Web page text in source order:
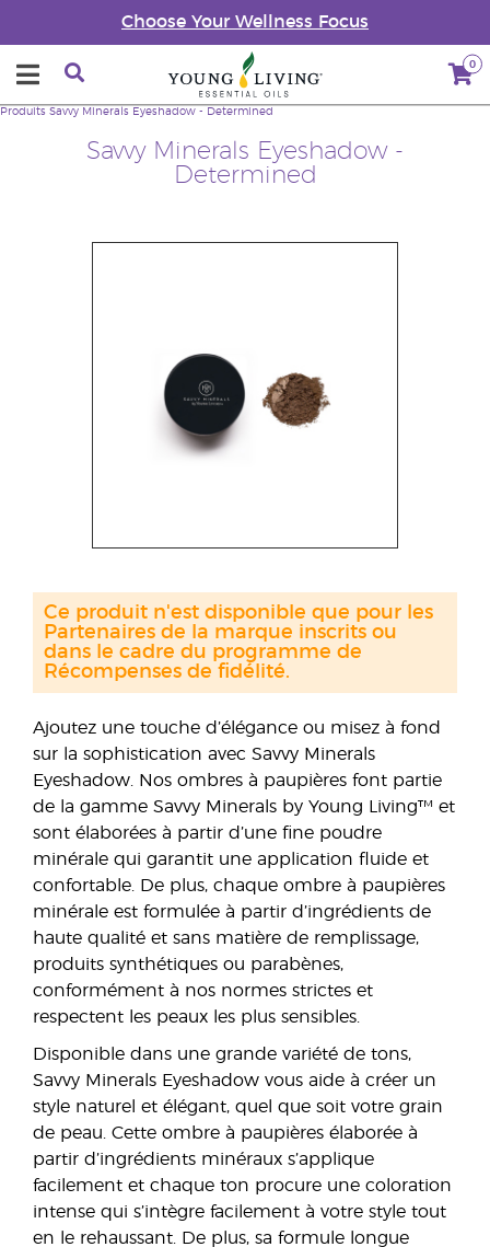
Choose Your Wellness Focus
0
Savvy Minerals Eyeshadow -
Determined
Produits Savvy Minerals Eyeshadow - Determined
Ajoutez une touche d’élégance ou misez à fond
sur la sophistication avec Savvy Minerals
Eyeshadow. Nos ombres à paupières font partie
de la gamme Savvy Minerals by Young Living™ et
sont élaborées à partir d’une fine poudre
minérale qui garantit une application fluide et
confortable. De plus, chaque ombre à paupières
minérale est formulée à partir d’ingrédients de
haute qualité et sans matière de remplissage,
produits synthétiques ou parabènes,
conformément à nos normes strictes et
respectent les peaux les plus sensibles.
Disponible dans une grande variété de tons,
Savvy Minerals Eyeshadow vous aide à créer un
style naturel et élégant, quel que soit votre grain
de peau. Cette ombre à paupières élaborée à
partir d’ingrédients minéraux s’applique
facilement et chaque ton procure une coloration
intense qui s’intègre facilement à votre style tout
en le rehaussant. De plus, sa formule longue
Ce produit n'est disponible que pour les
Partenaires de la marque inscrits ou
dans le cadre du programme de
Récompenses de fidélité.